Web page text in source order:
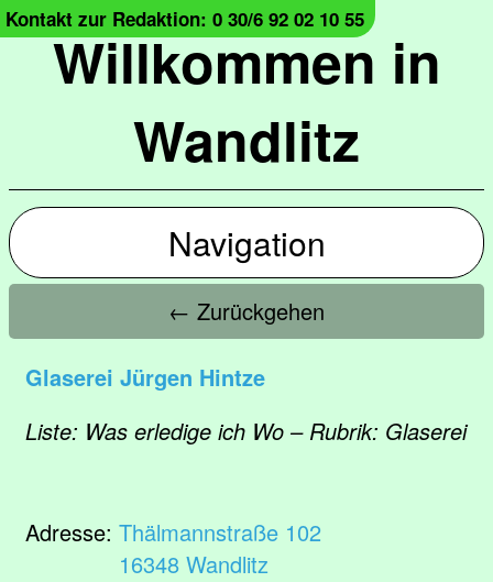
Willkommen in
Wandlitz
Kontakt zur Redaktion: 0 30/6 92 02 10 55
Navigation
← Zurückgehen
Glaserei Jürgen Hintze
Liste: Was erledige ich Wo – Rubrik: Glaserei
Adresse: Thälmannstraße 102
16348 Wandlitz